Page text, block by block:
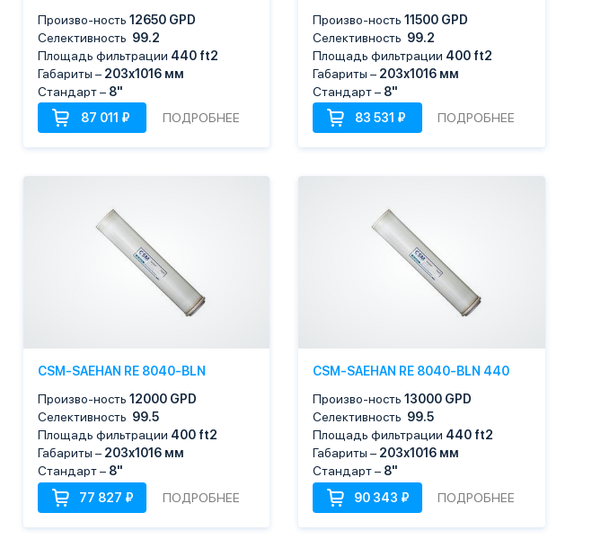
Произво-ность 12650 GPD
Селективность 99.2
Площадь фильтрации 440 ft2
Габариты – 203х1016 мм
Стандарт – 8"
ПОДРОБНЕЕ
Произво-ность 11500 GPD
Селективность 99.2
Площадь фильтрации 400 ft2
Габариты – 203х1016 мм
Стандарт – 8"
ПОДРОБНЕЕ
CSM-SAEHAN RE 8040-BLN
Произво-ность 12000 GPD
Селективность 99.5
Площадь фильтрации 400 ft2
Габариты – 203х1016 мм
Стандарт – 8"
ПОДРОБНЕЕ
CSM-SAEHAN RE 8040-BLN 440
Произво-ность 13000 GPD
Селективность 99.5
Площадь фильтрации 440 ft2
Габариты – 203х1016 мм
Стандарт – 8"
ПОДРОБНЕЕ